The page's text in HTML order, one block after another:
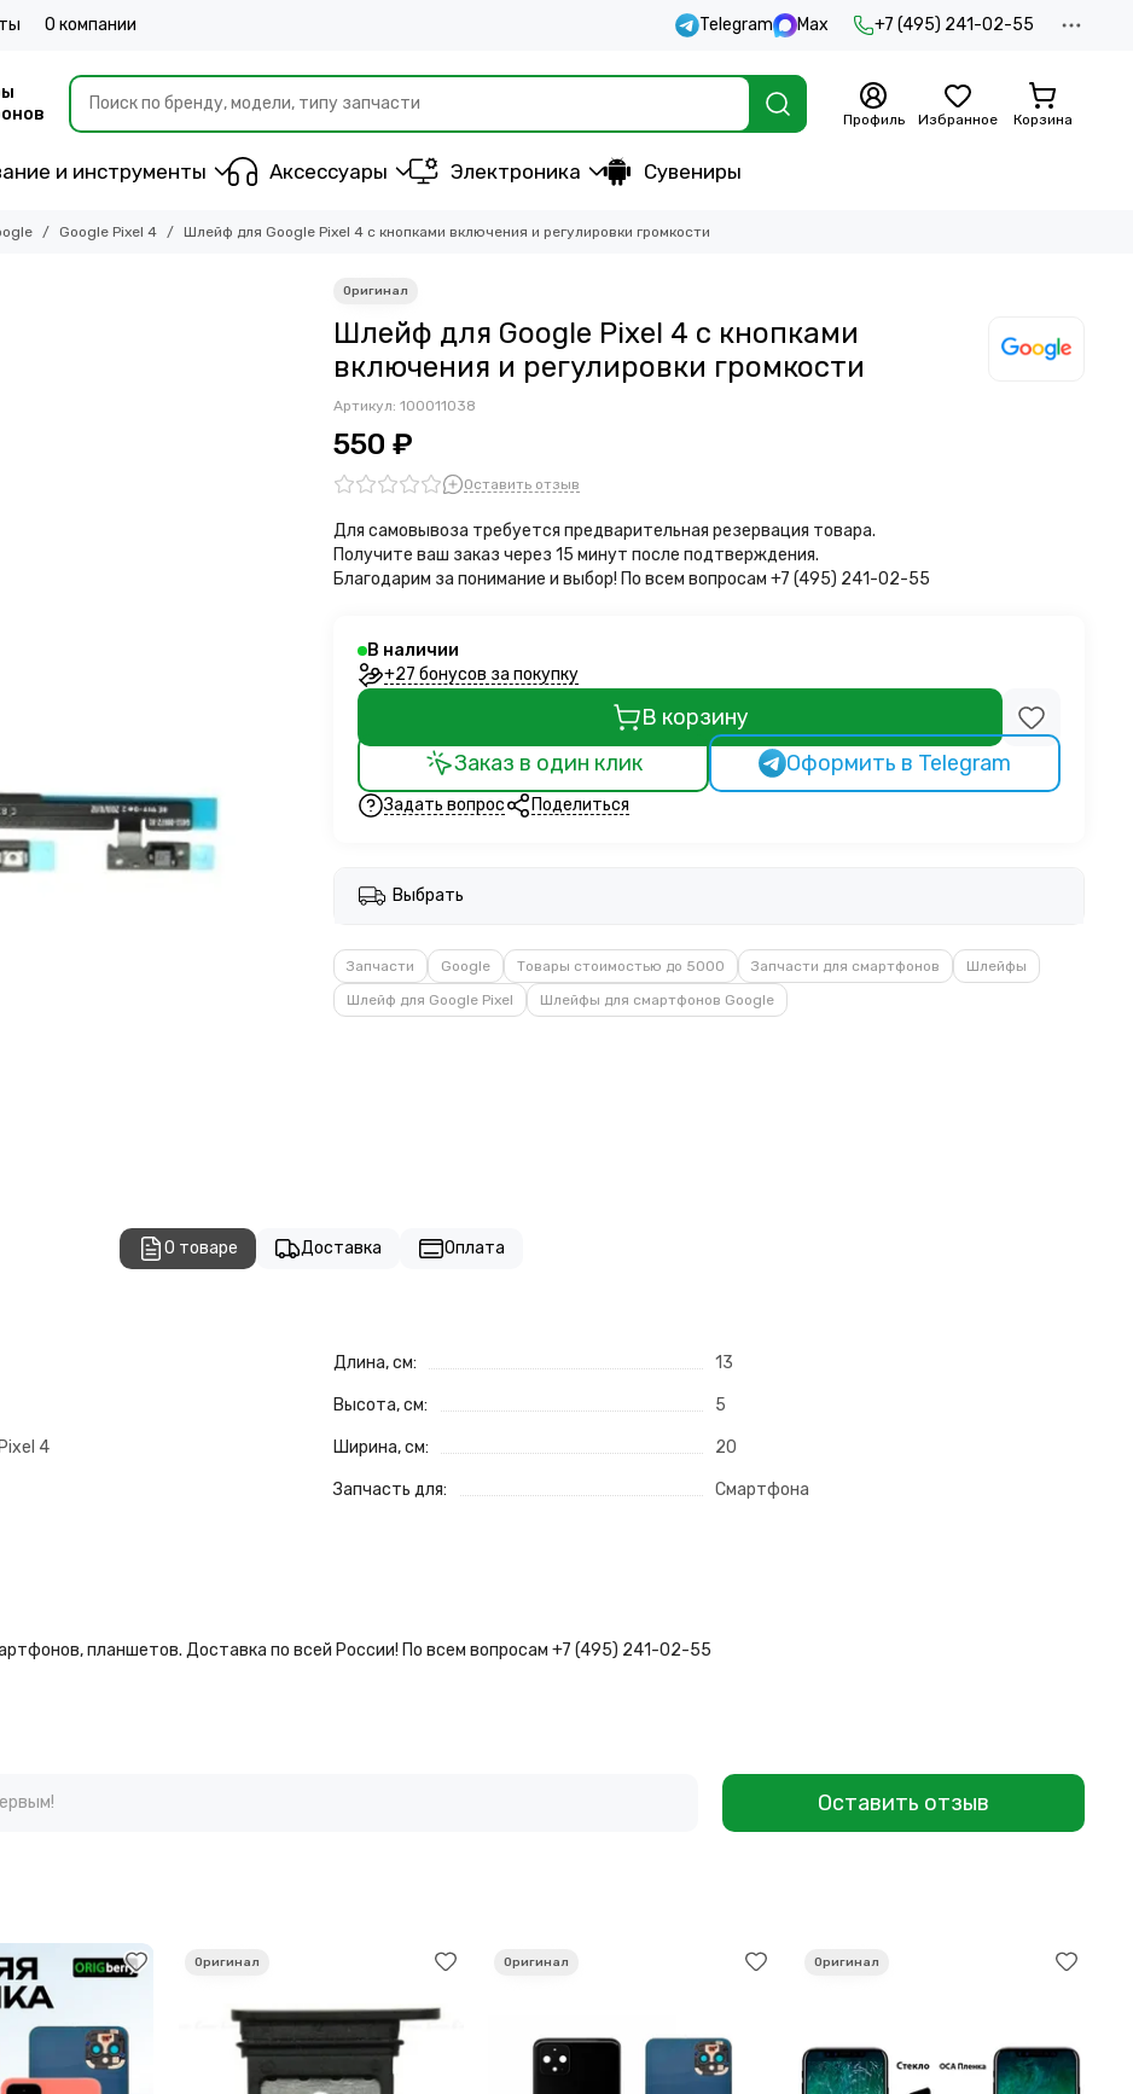
О компании Telegram Max +7 (495) 241-02-55
Профиль Избранное Корзина
и инструменты Аксессуары Электроника Сувениры
Google Pixel 4 Шлейф для Google Pixel 4 с кнопками включения и регулировки громкости
Шлейф для Google Pixel 4 с кнопками
включения и регулировки громкости
Артикул: 100011038
550 ₽
Оставить отзыв
Для самовывоза требуется предварительная резервация товара.
Получите ваш заказ через 15 минут после подтверждения.
Благодарим за понимание и выбор! По всем вопросам +7 (495) 241-02-55
В наличии
+27 бонусов за покупку
В корзину
Заказ в один клик
Оформить в Telegram
Задать вопрос Поделиться
Выбрать
Запчасти Google Товары стоимостью до 5000 Запчасти для смартфонов
Шлейфы
Шлейф для Google Pixel
Шлейфы для смартфонов Google
О товаре Доставка Оплата
4
Длина, см: 13
Высота, см: 5
Ширина, см: 20
Запчасть для: Смартфона
планшетов. Доставка по всей России! По всем вопросам +7 (495) 241-02-55
Оставить отзыв